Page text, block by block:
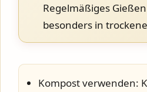
Regelmäßiges
besonders in
Kompost verwenden: